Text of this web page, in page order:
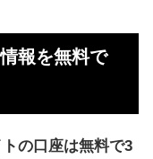
報を無料で
の口座は無料で3